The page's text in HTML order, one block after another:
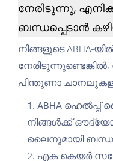
നേരിടുന്നു,
ബന്ധപ്പെടാൻ
നിങ്ങളുടെ ABHA-
പിന്തുണാ
ABHA ഹെൽപ്പ്
നിങ്ങൾക്ക്
ലൈനുമായി
എക കെയർ